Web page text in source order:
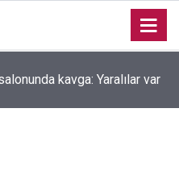
kavga: Yaralılar var